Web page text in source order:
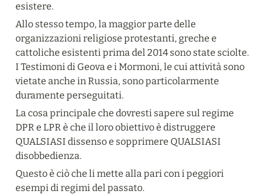
esistere.
Allo stesso tempo, la maggior parte delle
organizzazioni religiose protestanti, greche e
cattoliche esistenti prima del 2014 sono state sciolte.
I Testimoni di Geova e i Mormoni, le cui attività sono
vietate anche in Russia, sono particolarmente
duramente perseguitati.
La cosa principale che dovresti sapere sul regime
DPR e LPR è che il loro obiettivo è distruggere
QUALSIASI dissenso e sopprimere QUALSIASI
disobbedienza.
Questo è ciò che li mette alla pari con i peggiori
esempi di regimi del passato.